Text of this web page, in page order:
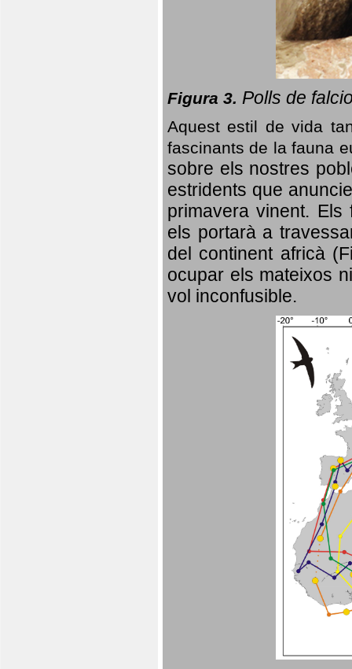
Figura 3. Polls de
Aquest estil de vida
fascinants de la fauna
sobre els nostres
estridents que
primavera vinent. Els
els portarà a
del continent africà
ocupar els mateixos
vol inconfusible.